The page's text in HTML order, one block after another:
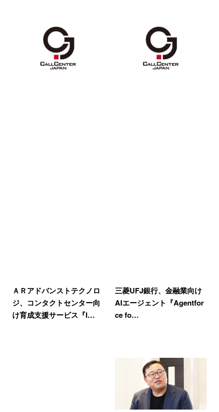
ＡＲアドバンストテクノロ
ジ、コンタクトセンター向
け育成支援サービス『I…
三菱UFJ銀行、金融業向け
AIエージェント『Agentfor
ce fo…